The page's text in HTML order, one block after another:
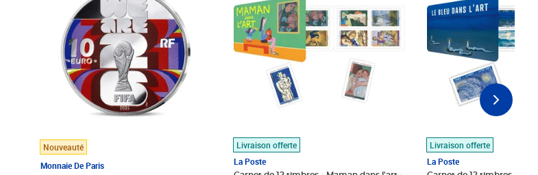
Nouveauté
Monnaie De Paris
Livraison offerte
La Poste
Livraison offerte
La Poste